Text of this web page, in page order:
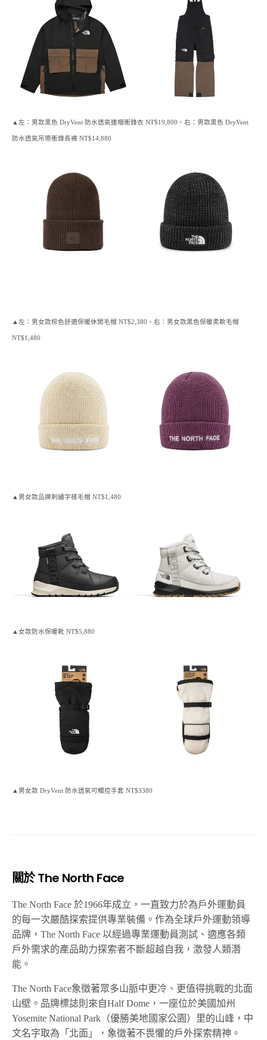
▲左：男款黑色 DryVent 防水透氣連帽衝鋒衣 NT$19,800，右：男款黑色 DryVent
防水透氣吊帶衝鋒長褲 NT$14,880
▲左：男女款棕色舒適保暖休閒毛帽 NT$2,380、右：男女款黑色保暖柔軟毛帽
NT$1,480
▲男女款品牌刺繡字樣毛帽 NT$1,480
▲女款防水保暖靴 NT$5,880
▲男女款 DryVent 防水透氣可觸控手套 NT$3380
關於 The North Face
The North Face 於1966年成立，一直致力於為戶外運動員
的每一次嚴酷探索提供專業裝備。作為全球戶外運動領導
品牌，The North Face 以經過專業運動員測試、適應各類
戶外需求的產品助力探索者不斷超越自我，激發人類潛
能。
The North Face象徵著眾多山脈中更冷、更值得挑戰的北面
山壁。品牌標誌則來自Half Dome，一座位於美國加州
Yosemite National Park（優勝美地國家公園）里的山峰，中
文名字取為「北面」，象徵著不畏懼的戶外探索精神。